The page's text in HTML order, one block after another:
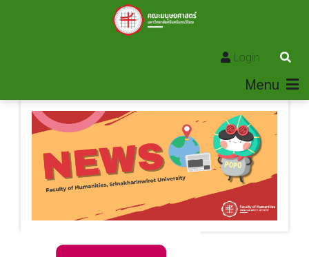
Login
Menu